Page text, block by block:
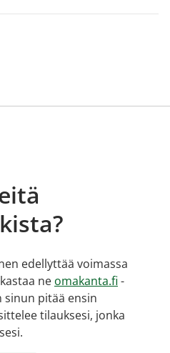
edellyttää voimassa
ne omakanta.fi -
sinun pitää ensin
tilauksesi, jonka